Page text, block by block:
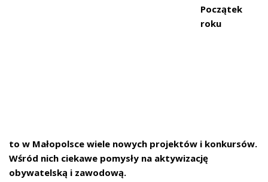
Początek
roku
to w Małopolsce wiele nowych projektów i konkursów.
Wśród nich ciekawe pomysły na aktywizację
obywatelską i zawodową.